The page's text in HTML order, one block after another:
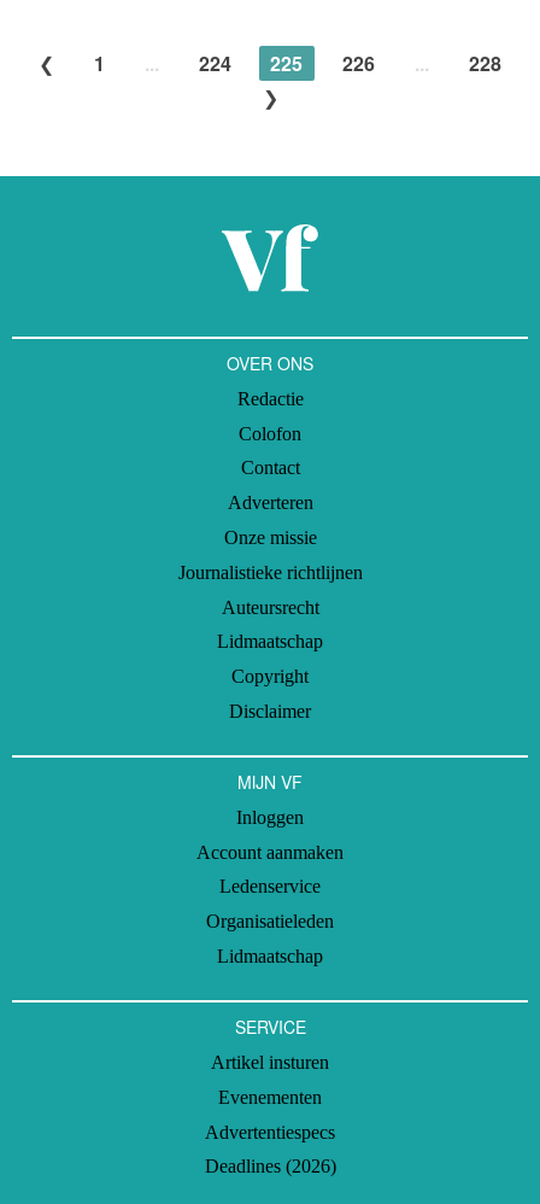
Connect heeft inmiddels ervaring met vrijwilligers voor zowel
outbound als inbound bellen. Zo maakte de Sponsor Bingo Loterij
onlangs gebruik van het callcenter en het callcentersysteem van
sportclubs zelf, want van elk nieuw lot in de Sponsor Bingo Loterij
1 ... 224 225 226 ... 228
OVER ONS
Redactie
Colofon
Contact
Adverteren
Onze missie
Journalistieke richtlijnen
Auteursrecht
Lidmaatschap
Copyright
Disclaimer
MIJN VF
Inloggen
Account aanmaken
Ledenservice
Organisatieleden
Lidmaatschap
SERVICE
Artikel insturen
Evenementen
Advertentiespecs
Deadlines (2026)